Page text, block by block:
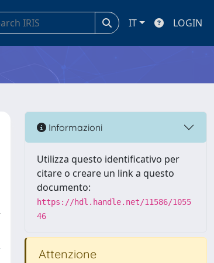
IT LOGIN
Informazioni
Utilizza questo identificativo per
citare o creare un link a questo
documento:
https://hdl.handle.net/11586/1055
46
Attenzione